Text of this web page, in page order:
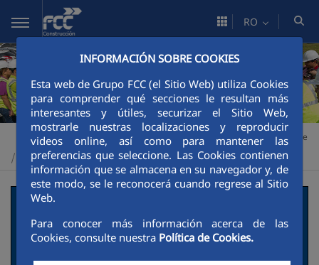
Skip to Main Content
INFORMACIÓN SOBRE COOKIES
Esta web de Grupo FCC (el Sitio Web) utiliza Cookies
para comprender qué secciones le resultan más
interesantes y útiles, securizar el Sitio Web,
mostrarle nuestras localizaciones y reproducir
videos online, así como para mantener las
preferencias que seleccione. Las Cookies contienen
información que se almacena en su navegador y, de
este modo, se le reconocerá cuando regrese al Sitio
Web.
Para conocer más información acerca de las
Cookies, consulte nuestra Política de Cookies.
RO
Construcción > Sustenabilitate > Impulsores de la transición verde
Buenas prácticas
Presa Hidroeléctrica
Bajo Frío